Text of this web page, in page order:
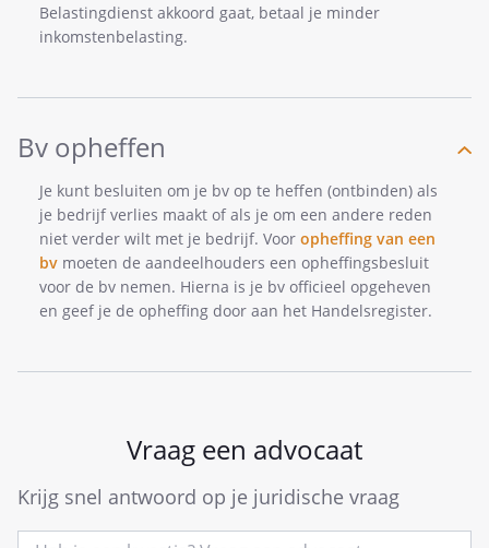
Belastingdienst akkoord gaat, betaal je minder
inkomstenbelasting.
Bv opheffen
Je kunt besluiten om je bv op te heffen (ontbinden) als
je bedrijf verlies maakt of als je om een andere reden
niet verder wilt met je bedrijf. Voor opheffing van een
bv moeten de aandeelhouders een opheffingsbesluit
voor de bv nemen. Hierna is je bv officieel opgeheven
en geef je de opheffing door aan het Handelsregister.
Vraag een advocaat
Krijg snel antwoord op je juridische vraag